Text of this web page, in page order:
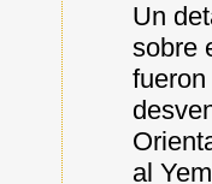
Un
sobre
al